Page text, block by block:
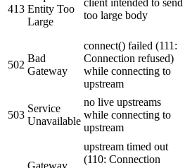
413 Entity Too
Large
too large body
502
Bad
Gateway
connect() failed (111:
Connection refused)
while connecting to
upstream
503
Service
Unavailable
no live upstreams
while connecting to
upstream
Gateway
upstream timed out
(110: Connection